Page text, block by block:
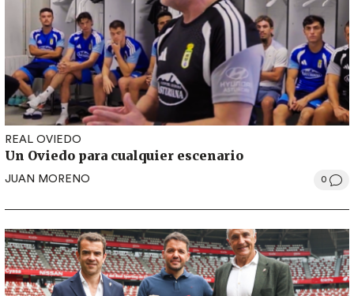
REAL OVIEDO
Un Oviedo para cualquier escenario
JUAN MORENO 0